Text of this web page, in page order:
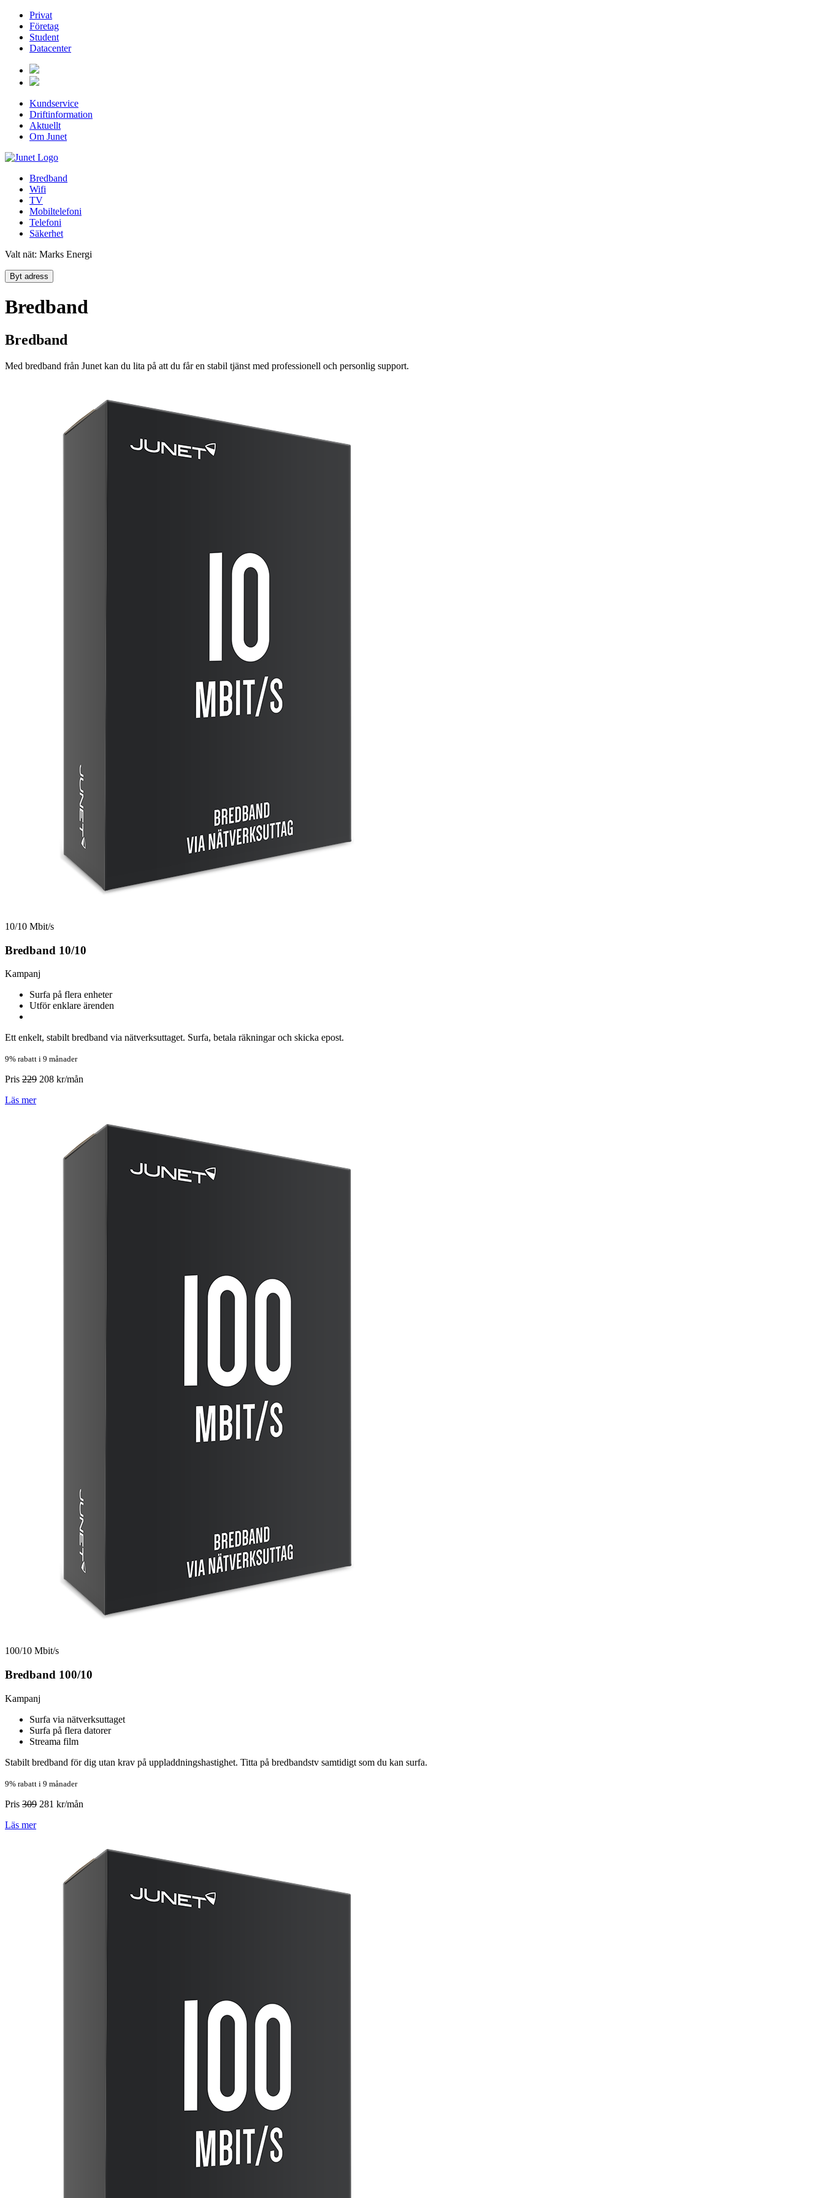
Privat
Företag
Student
Datacenter
Kundservice
Driftinformation
Aktuellt
Om Junet
Bredband
Wifi
TV
Mobiltelefoni
Telefoni
Säkerhet
Valt nät: Marks Energi
Byt adress
Bredband
Bredband
Med bredband från Junet kan du lita på att du får en stabil tjänst med professionell och personlig support.
10/10 Mbit/s
Bredband 10/10
Kampanj
Surfa på flera enheter
Utför enklare ärenden
Ett enkelt, stabilt bredband via nätverksuttaget. Surfa, betala räkningar och skicka epost.
9% rabatt i 9 månader
Pris 229 208 kr/mån
Läs mer
100/10 Mbit/s
Bredband 100/10
Kampanj
Surfa via nätverksuttaget
Surfa på flera datorer
Streama film
Stabilt bredband för dig utan krav på uppladdningshastighet. Titta på bredbandstv samtidigt som du kan surfa.
9% rabatt i 9 månader
Pris 309 281 kr/mån
Läs mer